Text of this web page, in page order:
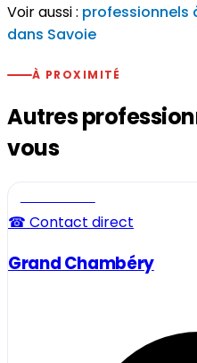
Voir aussi : professionnels
dans Savoie
À PROXIMITÉ
Autres
vous
☎ Contact direct
Grand Chambéry